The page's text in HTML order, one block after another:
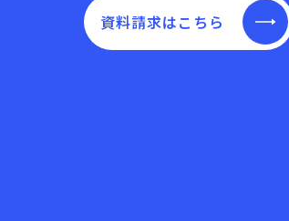
資料請求はこちら